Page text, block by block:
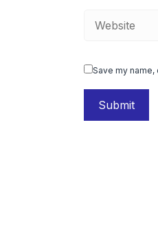
Save my